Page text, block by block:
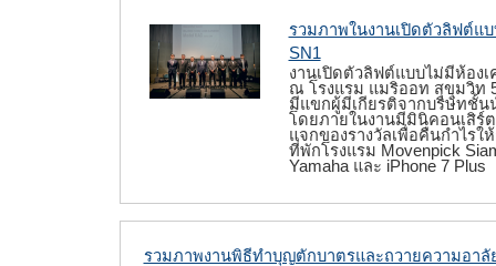
รวมภาพในงานเปิดตัวลิฟต์แ
SN1
งานเปิดตัวลิฟต์แบบไม่มีห้อง
ณ โรงแรม แมริออท สุขุมวิท
มีแขกผู้มีเกียรติจากบริษัทชั้น
โดยภายในงานมีมินิคอนเสิร์
แจกของรางวัลเพื่อคืนกำไรใ
ที่พักโรงแรม Movenpick
Yamaha และ iPhone 7 Plus
รวมภาพงานพิธีทำบุญตักบาตรและถวายความอา